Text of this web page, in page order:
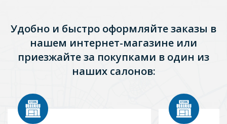
Удобно и быстро оформляйте заказы в
нашем интернет-магазине или
приезжайте за покупками в один из
наших салонов: